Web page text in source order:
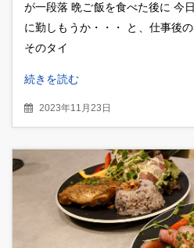
が一段落 晩ご飯を食べた後に 今
に勤しもうか・・・ と、仕事後
そのタイ
続きを読む
2023年11月23日